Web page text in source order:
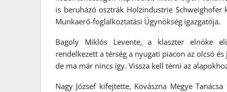
is beruházó osztrák Holzindustrie Schweighofer
Munkaerő-foglalkoztatási Ügynökség igazgatója.
Bagoly Miklós Levente, a klaszter elnöke
rendelkezett a térség a nyugati piacon az olcsó
de ma már nincs így. Vissza kell térni az
Nagy József kifejtette, Kovászna Megye